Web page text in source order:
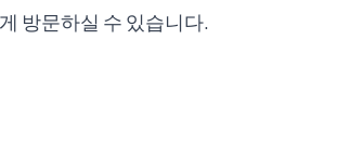
방문하실 수 있습니다.